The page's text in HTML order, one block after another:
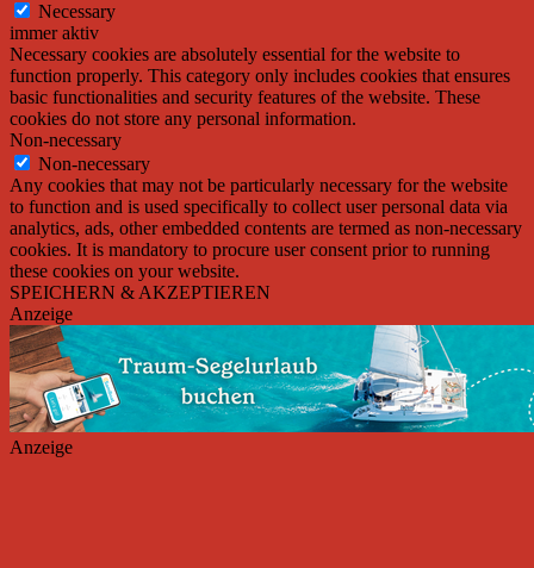
Necessary
immer aktiv
Necessary cookies are absolutely essential for the website to
function properly. This category only includes cookies that ensures
basic functionalities and security features of the website. These
cookies do not store any personal information.
Non-necessary
Non-necessary
Any cookies that may not be particularly necessary for the website
to function and is used specifically to collect user personal data via
analytics, ads, other embedded contents are termed as non-necessary
cookies. It is mandatory to procure user consent prior to running
these cookies on your website.
SPEICHERN & AKZEPTIEREN
Anzeige
Anzeige